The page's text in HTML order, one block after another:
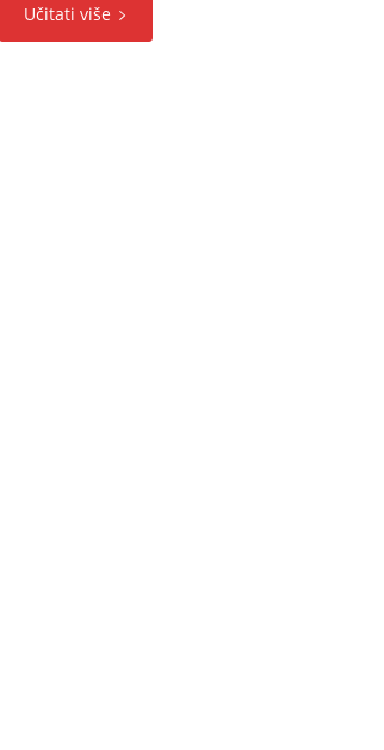
Učitati više